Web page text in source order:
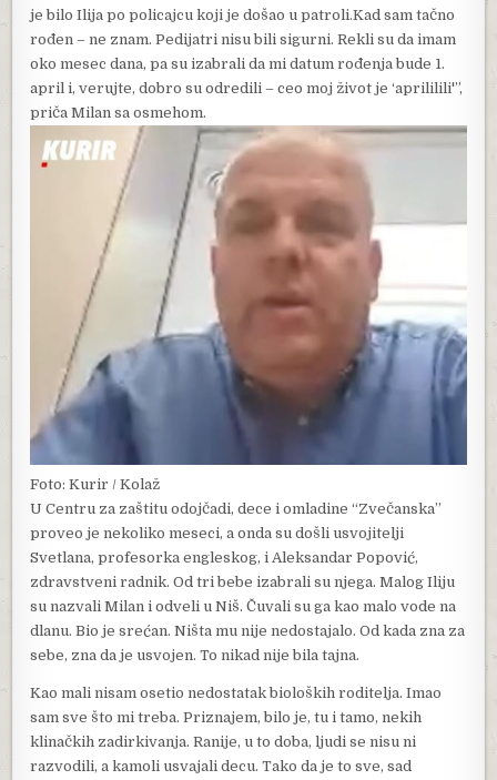
je bilo Ilija po policajcu koji je došao u patroli.Kad sam tačno
rođen – ne znam. Pedijatri nisu bili sigurni. Rekli su da imam
oko mesec dana, pa su izabrali da mi datum rođenja bude 1.
april i, verujte, dobro su odredili – ceo moj život je ‘aprililili'”,
priča Milan sa osmehom.
Foto: Kurir / Kolaž
U Centru za zaštitu odojčadi, dece i omladine “Zvečanska”
proveo je nekoliko meseci, a onda su došli usvojitelji
Svetlana, profesorka engleskog, i Aleksandar Popović,
zdravstveni radnik. Od tri bebe izabrali su njega. Malog Iliju
su nazvali Milan i odveli u Niš. Čuvali su ga kao malo vode na
dlanu. Bio je srećan. Ništa mu nije nedostajalo. Od kada zna za
sebe, zna da je usvojen. To nikad nije bila tajna.
Kao mali nisam osetio nedostatak bioloških roditelja. Imao
sam sve što mi treba. Priznajem, bilo je, tu i tamo, nekih
klinačkih zadirkivanja. Ranije, u to doba, ljudi se nisu ni
razvodili, a kamoli usvajali decu. Tako da je to sve, sad